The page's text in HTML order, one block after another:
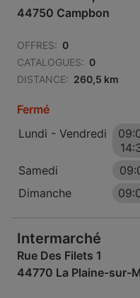
44750 Campbon
OFFRES: 0
CATALOGUES: 0
DISTANCE: 260,5 km
Fermé
Lundi - Vendredi
Samedi
Dimanche
Intermarché
Rue Des Filets 1
44770 La Plaine-sur-